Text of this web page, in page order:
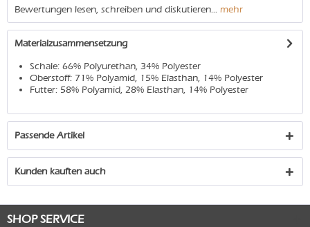
Bewertungen lesen, schreiben und diskutieren... mehr
Materialzusammensetzung
Schale: 66% Polyurethan, 34% Polyester
Oberstoff: 71% Polyamid, 15% Elasthan, 14% Polyester
Futter: 58% Polyamid, 28% Elasthan, 14% Polyester
Passende Artikel
Kunden kauften auch
SHOP SERVICE